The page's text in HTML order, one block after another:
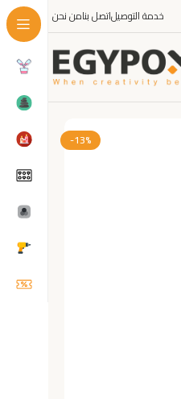
من نحناتصل بناخدمة التوصيل
-13%